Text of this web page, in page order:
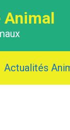
Animal
Actualités